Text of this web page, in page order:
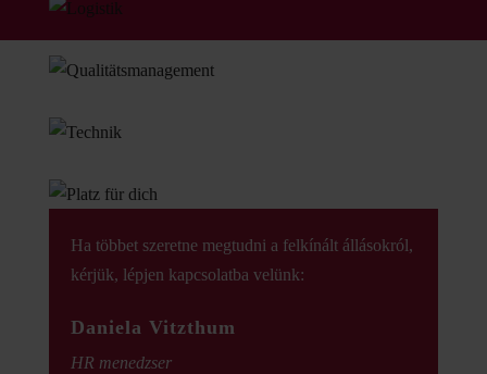
Ha többet szeretne megtudni a felkínált állásokról,
kérjük, lépjen kapcsolatba velünk:
Daniela Vitzthum
HR menedzser